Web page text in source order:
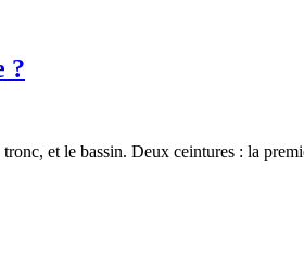
?
et le bassin. Deux ceintures : la